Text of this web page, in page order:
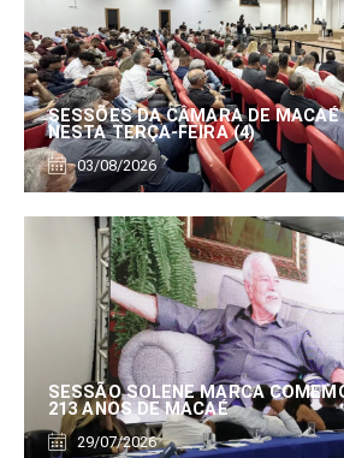
SESSÕES DA CÂMARA DE
NESTA TERÇA-FEIRA (4)
03/08/2026
SESSÃO SOLENE MARCA
213 ANOS DE MACAÉ
29/07/2026